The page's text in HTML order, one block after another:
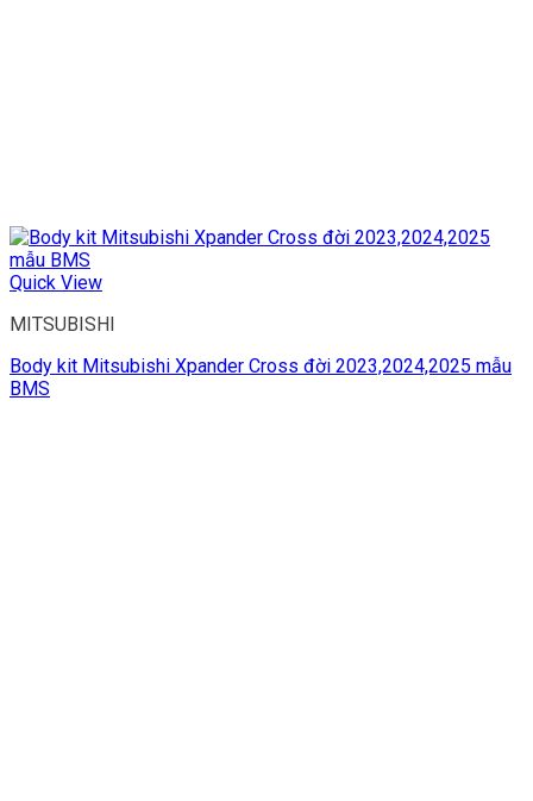
Quick View
MITSUBISHI
Body kit Mitsubishi Xpander Cross đời 2023,2024,2025 mẫu
BMS